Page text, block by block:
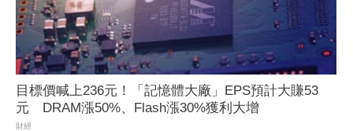
目標價喊上236元！「記憶體大廠」EPS預計大賺53
元 DRAM漲50%、Flash漲30%獲利大增
財經